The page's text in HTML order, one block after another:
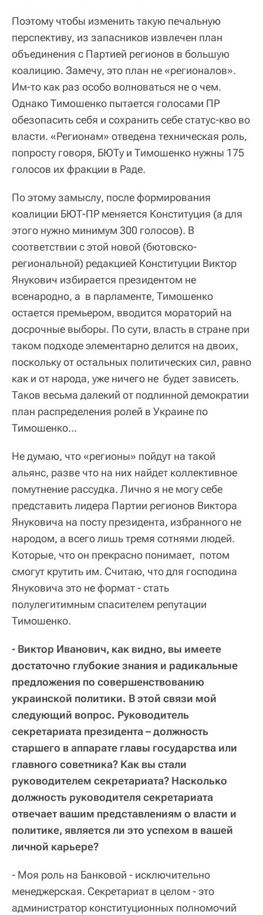
Поэтому чтобы изменить такую печальную
перспективу, из запасников извлечен план
объединения с Партией регионов в большую
коалицию. Замечу, это план не «регионалов».
Им-то как раз особо волноваться не о чем.
Однако Тимошенко пытается голосами ПР
обезопасить себя и сохранить себе статус-кво во
власти. «Регионам» отведена техническая роль,
попросту говоря, БЮТу и Тимошенко нужны 175
голосов их фракции в Раде.
По этому замыслу, после формирования
коалиции БЮТ-ПР меняется Конституция (а для
этого нужно минимум 300 голосов). В
соответствии с этой новой (бютовско-
региональной) редакцией Конституции Виктор
Янукович избирается президентом не
всенародно, а в парламенте, Тимошенко
остается премьером, вводится мораторий на
досрочные выборы. По сути, власть в стране при
таком подходе элементарно делится на двоих,
поскольку от остальных политических сил, равно
как и от народа, уже ничего не будет зависеть.
Таков весьма далекий от подлинной демократии
план распределения ролей в Украине по
Тимошенко…
Не думаю, что «регионы» пойдут на такой
альянс, разве что на них найдет коллективное
помутнение рассудка. Лично я не могу себе
представить лидера Партии регионов Виктора
Януковича на посту президента, избранного не
народом, а всего лишь тремя сотнями людей.
Которые, что он прекрасно понимает, потом
смогут крутить им. Считаю, что для господина
Януковича это не формат - стать
полулегитимным спасителем репутации
Тимошенко.
- Виктор Иванович, как видно, вы имеете
достаточно глубокие знания и радикальные
предложения по совершенствованию
украинской политики. В этой связи мой
следующий вопрос. Руководитель
секретариата президента – должность
старшего в аппарате главы государства или
главного советника? Как вы стали
руководителем секретариата? Насколько
должность руководителя секретариата
отвечает вашим представлениям о власти и
политике, является ли это успехом в вашей
личной карьере?
- Моя роль на Банковой - исключительно
менеджерская. Секретариат в целом - это
администратор конституционных полномочий